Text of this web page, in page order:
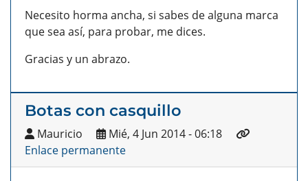
Necesito horma ancha, si sabes de alguna marca
que sea así, para probar, me dices.
Gracias y un abrazo.
Botas con casquillo
Mauricio
Mié, 4 Jun 2014 - 06:18
Enlace permanente